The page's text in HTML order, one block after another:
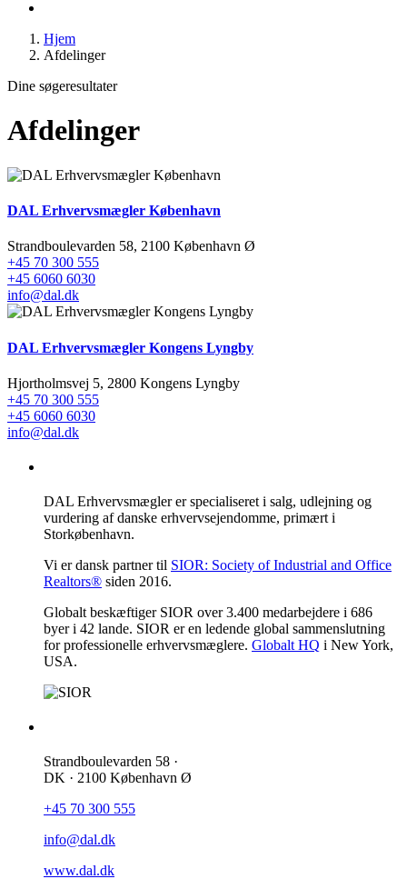
Hjem
Afdelinger
Dine søgeresultater
Afdelinger
DAL Erhvervsmægler København
Strandboulevarden 58, 2100 København Ø
+45 70 300 555
+45 6060 6030
info@dal.dk
DAL Erhvervsmægler Kongens Lyngby
Hjortholmsvej 5, 2800 Kongens Lyngby
+45 70 300 555
+45 6060 6030
info@dal.dk
DAL Erhvervsmægler er specialiseret i salg, udlejning og
vurdering af danske erhvervsejendomme, primært i
Storkøbenhavn.
Vi er dansk partner til SIOR: Society of Industrial and Office
Realtors® siden 2016.
Globalt beskæftiger SIOR over 3.400 medarbejdere i 686
byer i 42 lande. SIOR er en ledende global sammenslutning
for professionelle erhvervsmæglere. Globalt HQ i New York,
USA.
Strandboulevarden 58 ·
DK · 2100 København Ø
+45 70 300 555
info@dal.dk
www.dal.dk